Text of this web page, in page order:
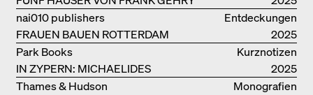
Entdeckungen
FRAUEN BAUEN ROTTERDAM
nai010 publishers
2025
Kurznotizen
IN ZYPERN: MICHAELIDES
RESIDENCE
Park Books
2025
Monografien
Thames & Hudson